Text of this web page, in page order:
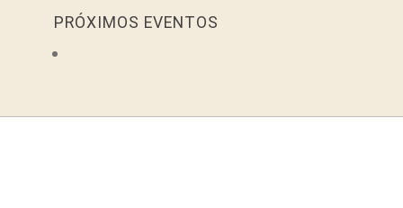
PRÓXIMOS EVENTOS